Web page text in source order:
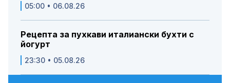
05:00 • 06.08.26
Рецепта за пухкави италиански бухти с
йогурт
23:30 • 05.08.26